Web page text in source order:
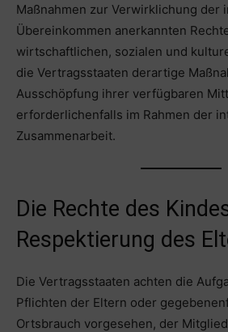
Maßnahmen zur Verwirklichung der
Übereinkommen anerkannten
wirtschaftlichen, sozialen und
die Vertragsstaaten derartige
Ausschöpfung ihrer verfügbaren
erforderlichenfalls im Rahmen der
Zusammenarbeit.
Die Rechte des
Respektierung des
Die Vertragsstaaten achten die
Pflichten der Eltern oder
Ortsbrauch vorgesehen, der